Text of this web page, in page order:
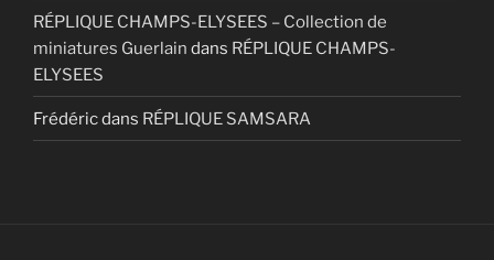
RÉPLIQUE CHAMPS-ELYSEES – Collection de
miniatures Guerlain dans RÉPLIQUE CHAMPS-
ELYSEES
Frédéricdans RÉPLIQUE SAMSARA